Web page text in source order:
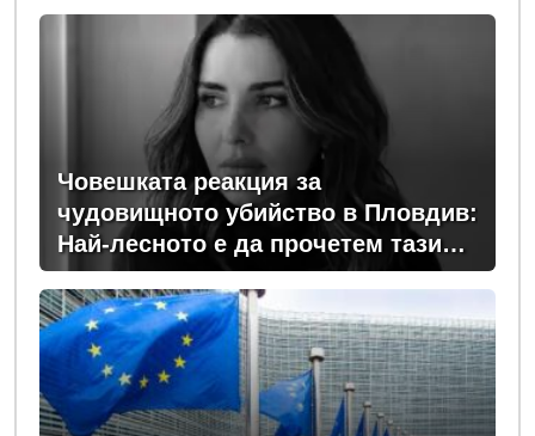
Човешката реакция за
чудовищното убийство в Пловдив:
Най-лесното е да прочетем тази
история и да си кажем "Това са
психопати. Моето дете никога"